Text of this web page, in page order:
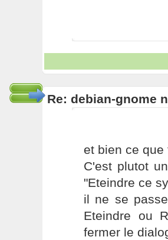
Re: debian-gnome
et bien ce
C'est plutot
"Eteindre ce
il ne se
Eteindre ou
fermer le